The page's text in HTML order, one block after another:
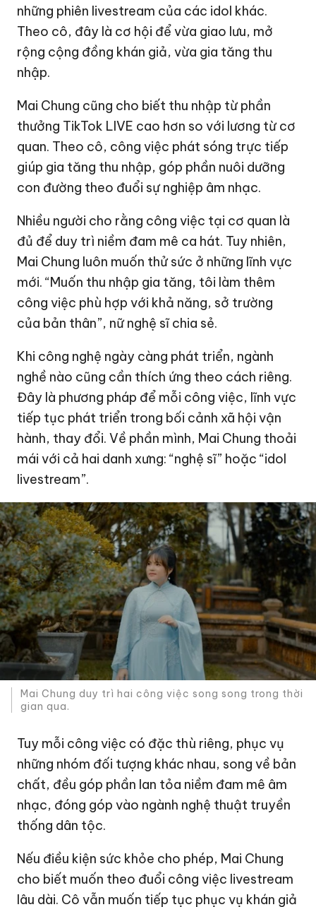
những phiên livestream của các idol khác.
Theo cô, đây là cơ hội để vừa giao lưu, mở
rộng cộng đồng khán giả, vừa gia tăng thu
nhập.
Mai Chung cũng cho biết thu nhập từ phần
thưởng TikTok LIVE cao hơn so với lương từ cơ
quan. Theo cô, công việc phát sóng trực tiếp
giúp gia tăng thu nhập, góp phần nuôi dưỡng
con đường theo đuổi sự nghiệp âm nhạc.
Nhiều người cho rằng công việc tại cơ quan là
đủ để duy trì niềm đam mê ca hát. Tuy nhiên,
Mai Chung luôn muốn thử sức ở những lĩnh vực
mới. “Muốn thu nhập gia tăng, tôi làm thêm
công việc phù hợp với khả năng, sở trường
của bản thân”, nữ nghệ sĩ chia sẻ.
Khi công nghệ ngày càng phát triển, ngành
nghề nào cũng cần thích ứng theo cách riêng.
Đây là phương pháp để mỗi công việc, lĩnh vực
tiếp tục phát triển trong bối cảnh xã hội vận
hành, thay đổi. Về phần mình, Mai Chung thoải
mái với cả hai danh xưng: “nghệ sĩ” hoặc “idol
livestream”.
Mai Chung duy trì hai công việc song song trong thời
gian qua.
Tuy mỗi công việc có đặc thù riêng, phục vụ
những nhóm đối tượng khác nhau, song về bản
chất, đều góp phần lan tỏa niềm đam mê âm
nhạc, đóng góp vào ngành nghệ thuật truyền
thống dân tộc.
Nếu điều kiện sức khỏe cho phép, Mai Chung
cho biết muốn theo đuổi công việc livestream
lâu dài. Cô vẫn muốn tiếp tục phục vụ khán giả